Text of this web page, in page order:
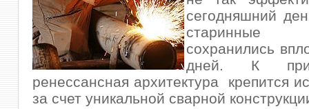
сегодняшний
старинные
сохранились
дней. К
ренессансная архитектура крепится
за счет уникальной сварной